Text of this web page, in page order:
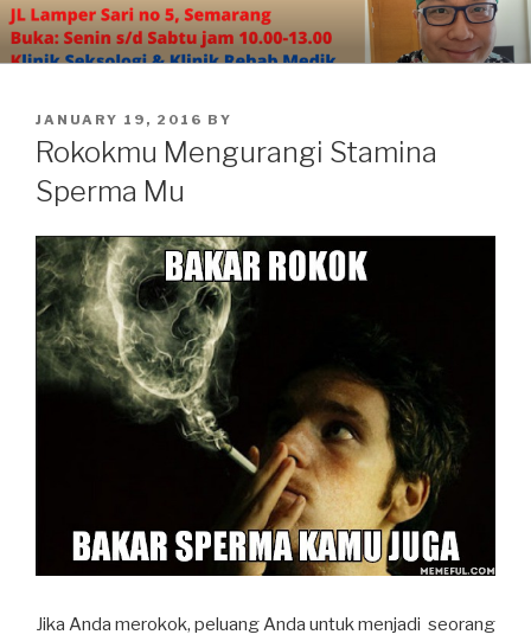
Skip
to
content
POSTED
ON
JANUARY 19, 2016 BY
Rokokmu Mengurangi Stamina
Sperma Mu
Jika Anda merokok, peluang Anda untuk menjadi seorang